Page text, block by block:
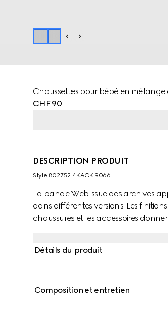
Chaussettes pour bébé en
CHF 90
DESCRIPTION PRODUIT
Style ‎802752 4KACK 9066
La bande Web issue des archives
dans différentes versions. Les
chaussures et les accessoires
Détails du produit
Composition et entretien